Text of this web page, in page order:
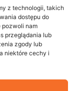
z technologii, takich
dostępu do
pozwoli nam
przeglądania lub
zgody lub
niektóre cechy i
się w
Tworzymy
formę mebla i
o estetyce i